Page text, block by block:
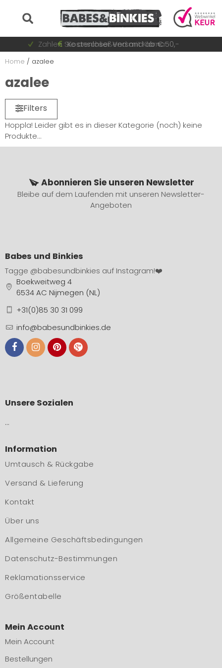
Zahlen Sie anschließend mit Klarna
Schnell wechselnde Sammlung
Kostenloser Versand ab € 50,-
Auf Lager = sofort versandt
Home / azalee
azalee
Filters
Hoppla! Leider gibt es in dieser Kategorie (noch) keine
Produkte...
Abonnieren Sie unseren Newsletter
Bleibe auf dem Laufenden mit unseren Newsletter-
Angeboten
Babes und Binkies
Tagge @babesundbinkies auf Instagram!❤️
Boekweitweg 4
6534 AC Nijmegen (NL)
+31(0)85 30 31 099
info@babesundbinkies.de
Unsere Sozialen
…
Information
Umtausch & Rückgabe
Versand & Lieferung
Kontakt
Über uns
Allgemeine Geschäftsbedingungen
Datenschutz-Bestimmungen
Reklamationsservice
Größentabelle
Mein Account
Mein Account
Bestellungen